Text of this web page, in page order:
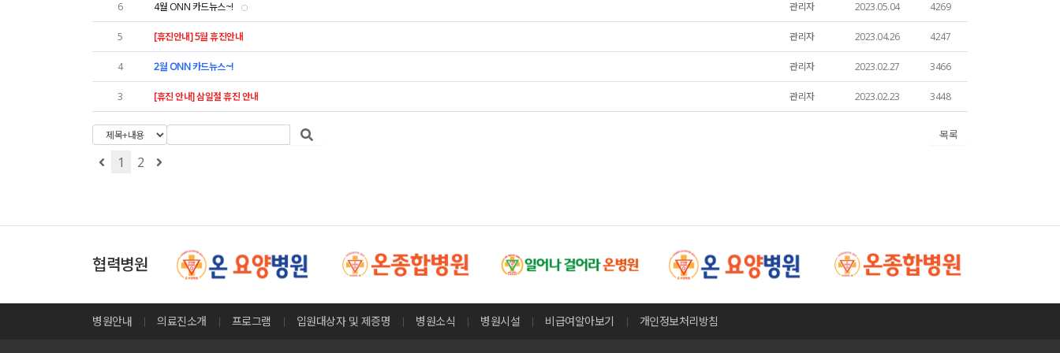
6 4월 ONN 카드뉴스~! 관리자 2023.05.04 4269
5 [휴진안내] 5월 휴진안내 관리자 2023.04.26 4247
4 2월 ONN 카드뉴스~! 관리자 2023.02.27 3466
3 [휴진 안내] 삼일절 휴진 안내 관리자 2023.02.23 3448
목록
1 2
협력병원
병원안내 의료진소개 프로그램 입원대상자 및 제증명 병원소식 병원시설 비급여알아보기 개인정보처리방침